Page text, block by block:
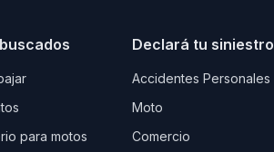
para motos
Declará tu siniestro
Accidentes Personales
Moto
Comercio